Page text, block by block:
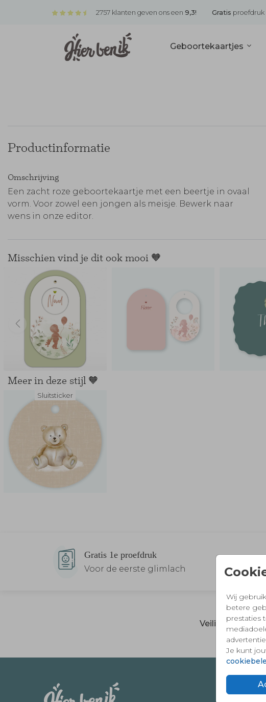
2757 klanten geven ons een 9,3! Gratis proefdruk
Geboortekaartjes
Wij
betere
prestaties
Je kunt
Productinformatie
Omschrijving
Een zacht roze geboortekaartje met een beertje in ovaal
vorm. Voor zowel een jongen als meisje. Bewerk naar
wens in onze editor.
Misschien vind je dit ook mooi 🧡
Meer in deze stijl 🧡
Sluitsticker
Gratis 1e proefdruk
Voor de eerste glimlach
Veilig en